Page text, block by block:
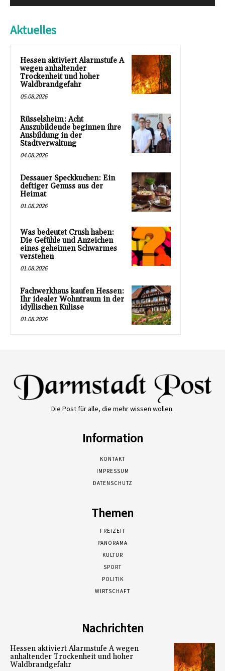
Aktuelles
Hessen aktiviert Alarmstufe A
wegen anhaltender
Trockenheit und hoher
Waldbrandgefahr
05.08.2026
Rüsselsheim: Acht
Auszubildende beginnen ihre
Ausbildung in der
Stadtverwaltung
04.08.2026
Dessauer Speckkuchen: Ein
deftiger Genuss aus der
Heimat
01.08.2026
Was bedeutet Crush haben:
Die Gefühle und Anzeichen
eines geheimen Schwarmes
verstehen
01.08.2026
Fachwerkhaus kaufen Hessen:
Ihr idealer Wohntraum in der
idyllischen Kulisse
01.08.2026
Die Post für alle, die mehr wissen wollen.
Information
KONTAKT
IMPRESSUM
DATENSCHUTZ
Themen
FREIZEIT
PANORAMA
KULTUR
SPORT
POLITIK
WIRTSCHAFT
Nachrichten
Hessen aktiviert Alarmstufe A wegen
anhaltender Trockenheit und hoher
Waldbrandgefahr